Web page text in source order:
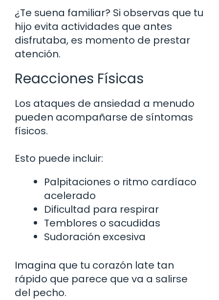
¿Te suena familiar? Si observas que tu
hijo evita actividades que antes
disfrutaba, es momento de prestar
atención.
Reacciones Físicas
Los ataques de ansiedad a menudo
pueden acompañarse de síntomas
físicos.
Esto puede incluir:
Palpitaciones o ritmo cardíaco
acelerado
Dificultad para respirar
Temblores o sacudidas
Sudoración excesiva
Imagina que tu corazón late tan
rápido que parece que va a salirse
del pecho.